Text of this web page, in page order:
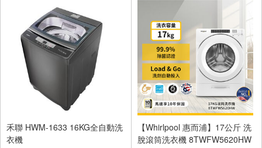
禾聯 HWM-1633 16KG全自動洗
衣機
【Whirlpool 惠而浦】17公斤 洗
脫滾筒洗衣機 8TWFW5620HW